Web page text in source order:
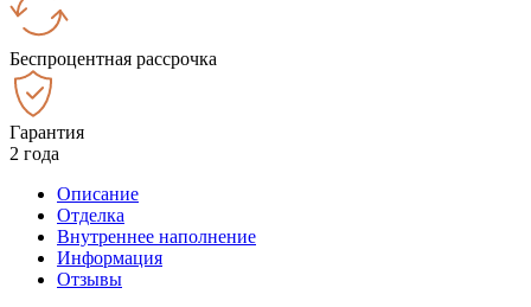
Беспроцентная рассрочка
Гарантия
2 года
Описание
Отделка
Внутреннее наполнение
Информация
Отзывы